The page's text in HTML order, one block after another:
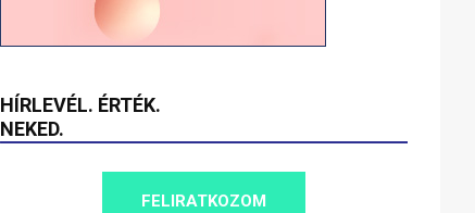
HÍRLEVÉL. ÉRTÉK.
NEKED.
FELIRATKOZOM